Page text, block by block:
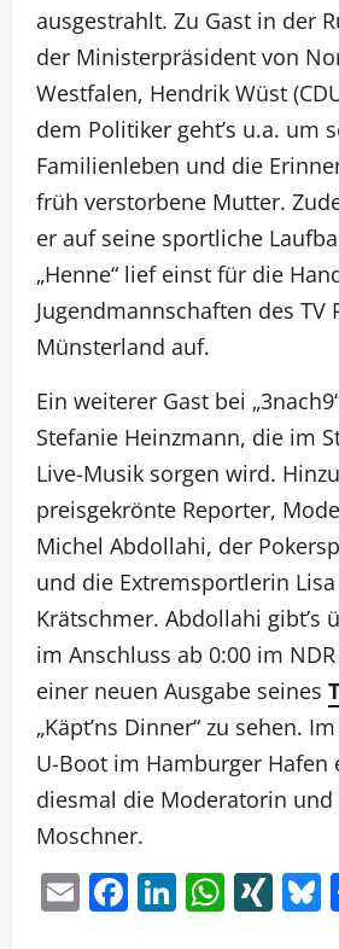
ausgestrahlt. Zu Gast in der
der Ministerpräsident von
Westfalen, Hendrik Wüst
dem Politiker geht’s u.a. um
Familienleben und die
früh verstorbene Mutter.
er auf seine sportliche
„Henne“ lief einst für die
Jugendmannschaften des TV
Münsterland auf.
Ein weiterer Gast bei
Stefanie Heinzmann, die im
Live-Musik sorgen wird.
preisgekrönte Reporter,
Michel Abdollahi, der
und die Extremsportlerin
Krätschmer. Abdollahi gibt’s
im Anschluss ab 0:00 im
einer neuen Ausgabe seines
„Käpt’ns Dinner“ zu sehen.
U-Boot im Hamburger Hafen
diesmal die Moderatorin und
Moschner.
EmailFacebook